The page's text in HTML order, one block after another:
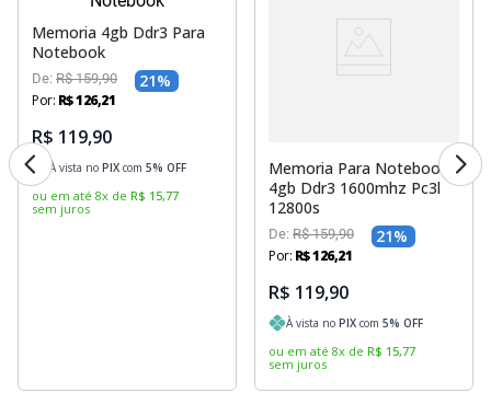
Memoria 4gb Ddr3 Para
Notebook
De: R$ 159,90 21%
Por: R$126,21
R$ 119,90
À vista no PIX com 5% OFF
ou em até 8x de R$ 15,77
sem juros
Memoria Para Notebook
4gb Ddr3 1600mhz Pc3l
12800s
De: R$ 159,90 21%
Por: R$126,21
R$ 119,90
À vista no PIX com 5% OFF
ou em até 8x de R$ 15,77
sem juros